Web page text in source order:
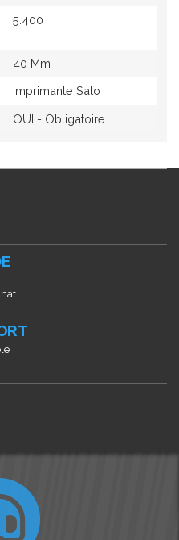
5.400
40 Mm
Imprimante Sato
OUI - Obligatoire